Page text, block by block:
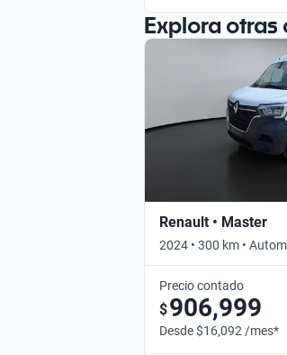
Explora
Renault • Master
2024 • 300 km •
Precio contado
$906,999
Desde $16,092 /mes*